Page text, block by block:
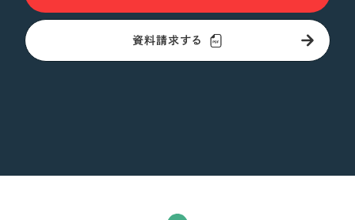
資料請求する